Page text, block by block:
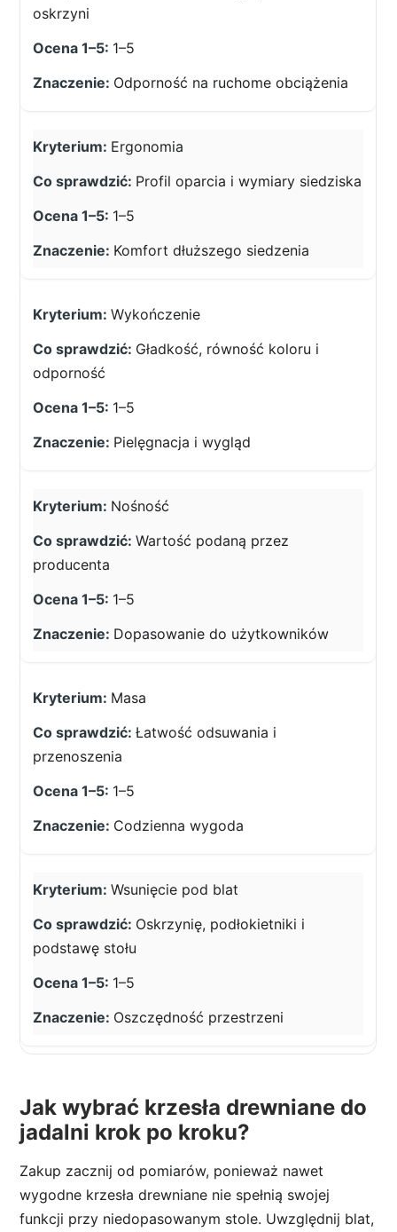
oskrzyni
1–5
Odporność na ruchome obciążenia
Ergonomia
Profil oparcia i wymiary siedziska
1–5
Komfort dłuższego siedzenia
Wykończenie
Gładkość, równość koloru i
odporność
1–5
Pielęgnacja i wygląd
Nośność
Wartość podaną przez
producenta
1–5
Dopasowanie do użytkowników
Masa
Łatwość odsuwania i
przenoszenia
1–5
Codzienna wygoda
Wsunięcie pod blat
Oskrzynię, podłokietniki i
podstawę stołu
1–5
Oszczędność przestrzeni
Jak wybrać krzesła drewniane do
jadalni krok po kroku?
Zakup zacznij od pomiarów, ponieważ nawet
wygodne krzesła drewniane nie spełnią swojej
funkcji przy niedopasowanym stole. Uwzględnij blat,